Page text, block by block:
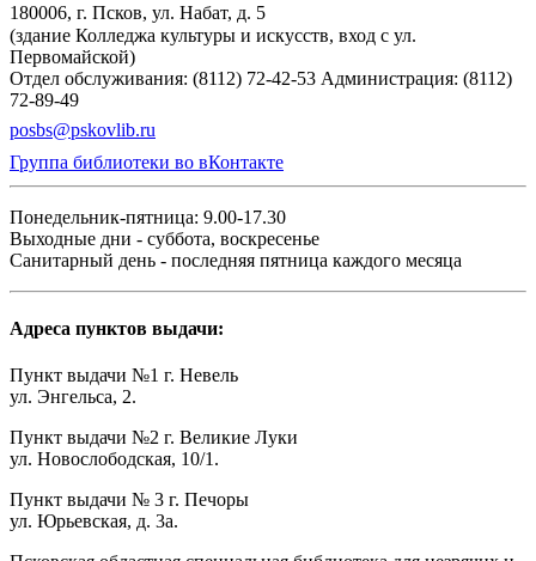
180006, г. Псков, ул. Набат, д. 5
(здание Колледжа культуры и искусств, вход с ул.
Первомайской)
Отдел обслуживания: (8112) 72-42-53 Администрация: (8112)
72-89-49
posbs@pskovlib.ru
Группа библиотеки во вКонтакте
Понедельник-пятница: 9.00-17.30
Выходные дни - суббота, воскресенье
Санитарный день - последняя пятница каждого месяца
Адреса пунктов выдачи:
Пункт выдачи №1 г. Невель
ул. Энгельса, 2.
Пункт выдачи №2 г. Великие Луки
ул. Новослободская, 10/1.
Пункт выдачи № 3 г. Печоры
ул. Юрьевская, д. 3а.